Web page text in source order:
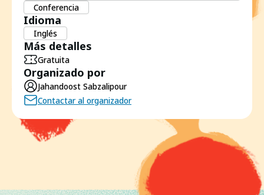
Conferencia
Idioma
Inglés
Más detalles
Gratuita
Organizado por
Jahandoost Sabzalipour
Contactar al organizador